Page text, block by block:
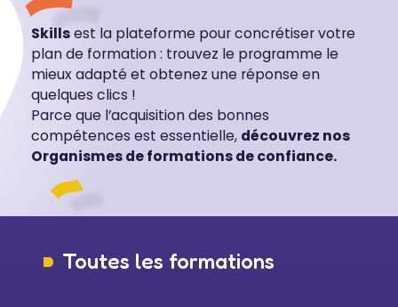
Skillsest la plateforme pour concrétiser votre
plan de formation : trouvez le programme le
mieux adapté et obtenez une réponse en
quelques clics !
Parce que l’acquisition des bonnes
compétences est essentielle, découvrez nos
Organismes de formations de confiance.
Toutes les formations